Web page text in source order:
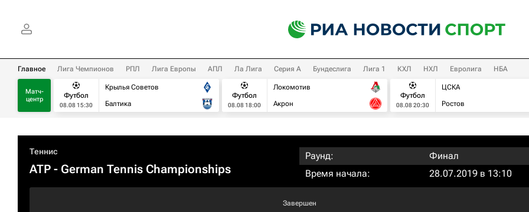
Главное Лига Чемпионов РПЛ Лига Европы АПЛ Ла Лига Серия А Бундеслига Лига 1 КХЛ НХЛ Евролига НБА
Матч-
центр
Футбол
08.08 15:30
Крылья Советов
Балтика
Футбол
08.08 18:00
Локомотив
Акрон
Футбол
08.08 20:30
ЦСКА
Ростов
Теннис
ATP - German Tennis Championships
Раунд:
Финал
Время начала:
28.07.2019 в 13:10
Завершен